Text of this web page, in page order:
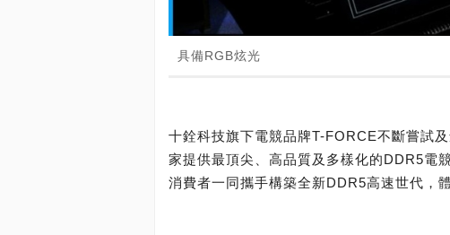
具備RGB炫光
十銓科技旗下電競品牌T-FORCE不斷嘗試
家提供最頂尖、高品質及多樣化的DDR5電
消費者一同攜手構築全新DDR5高速世代，